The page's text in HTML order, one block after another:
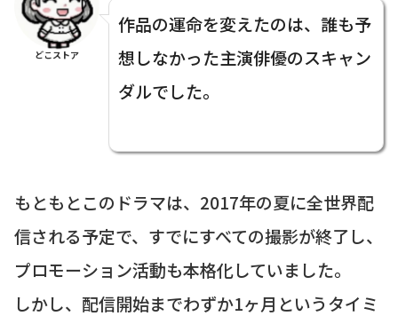
どこストア
作品の運命を変えたのは、誰も予
想しなかった主演俳優のスキャン
ダルでした。
もともとこのドラマは、2017年の夏に全世界配
信される予定で、すでにすべての撮影が終了し、
プロモーション活動も本格化していました。
しかし、配信開始までわずか1ヶ月というタイミ